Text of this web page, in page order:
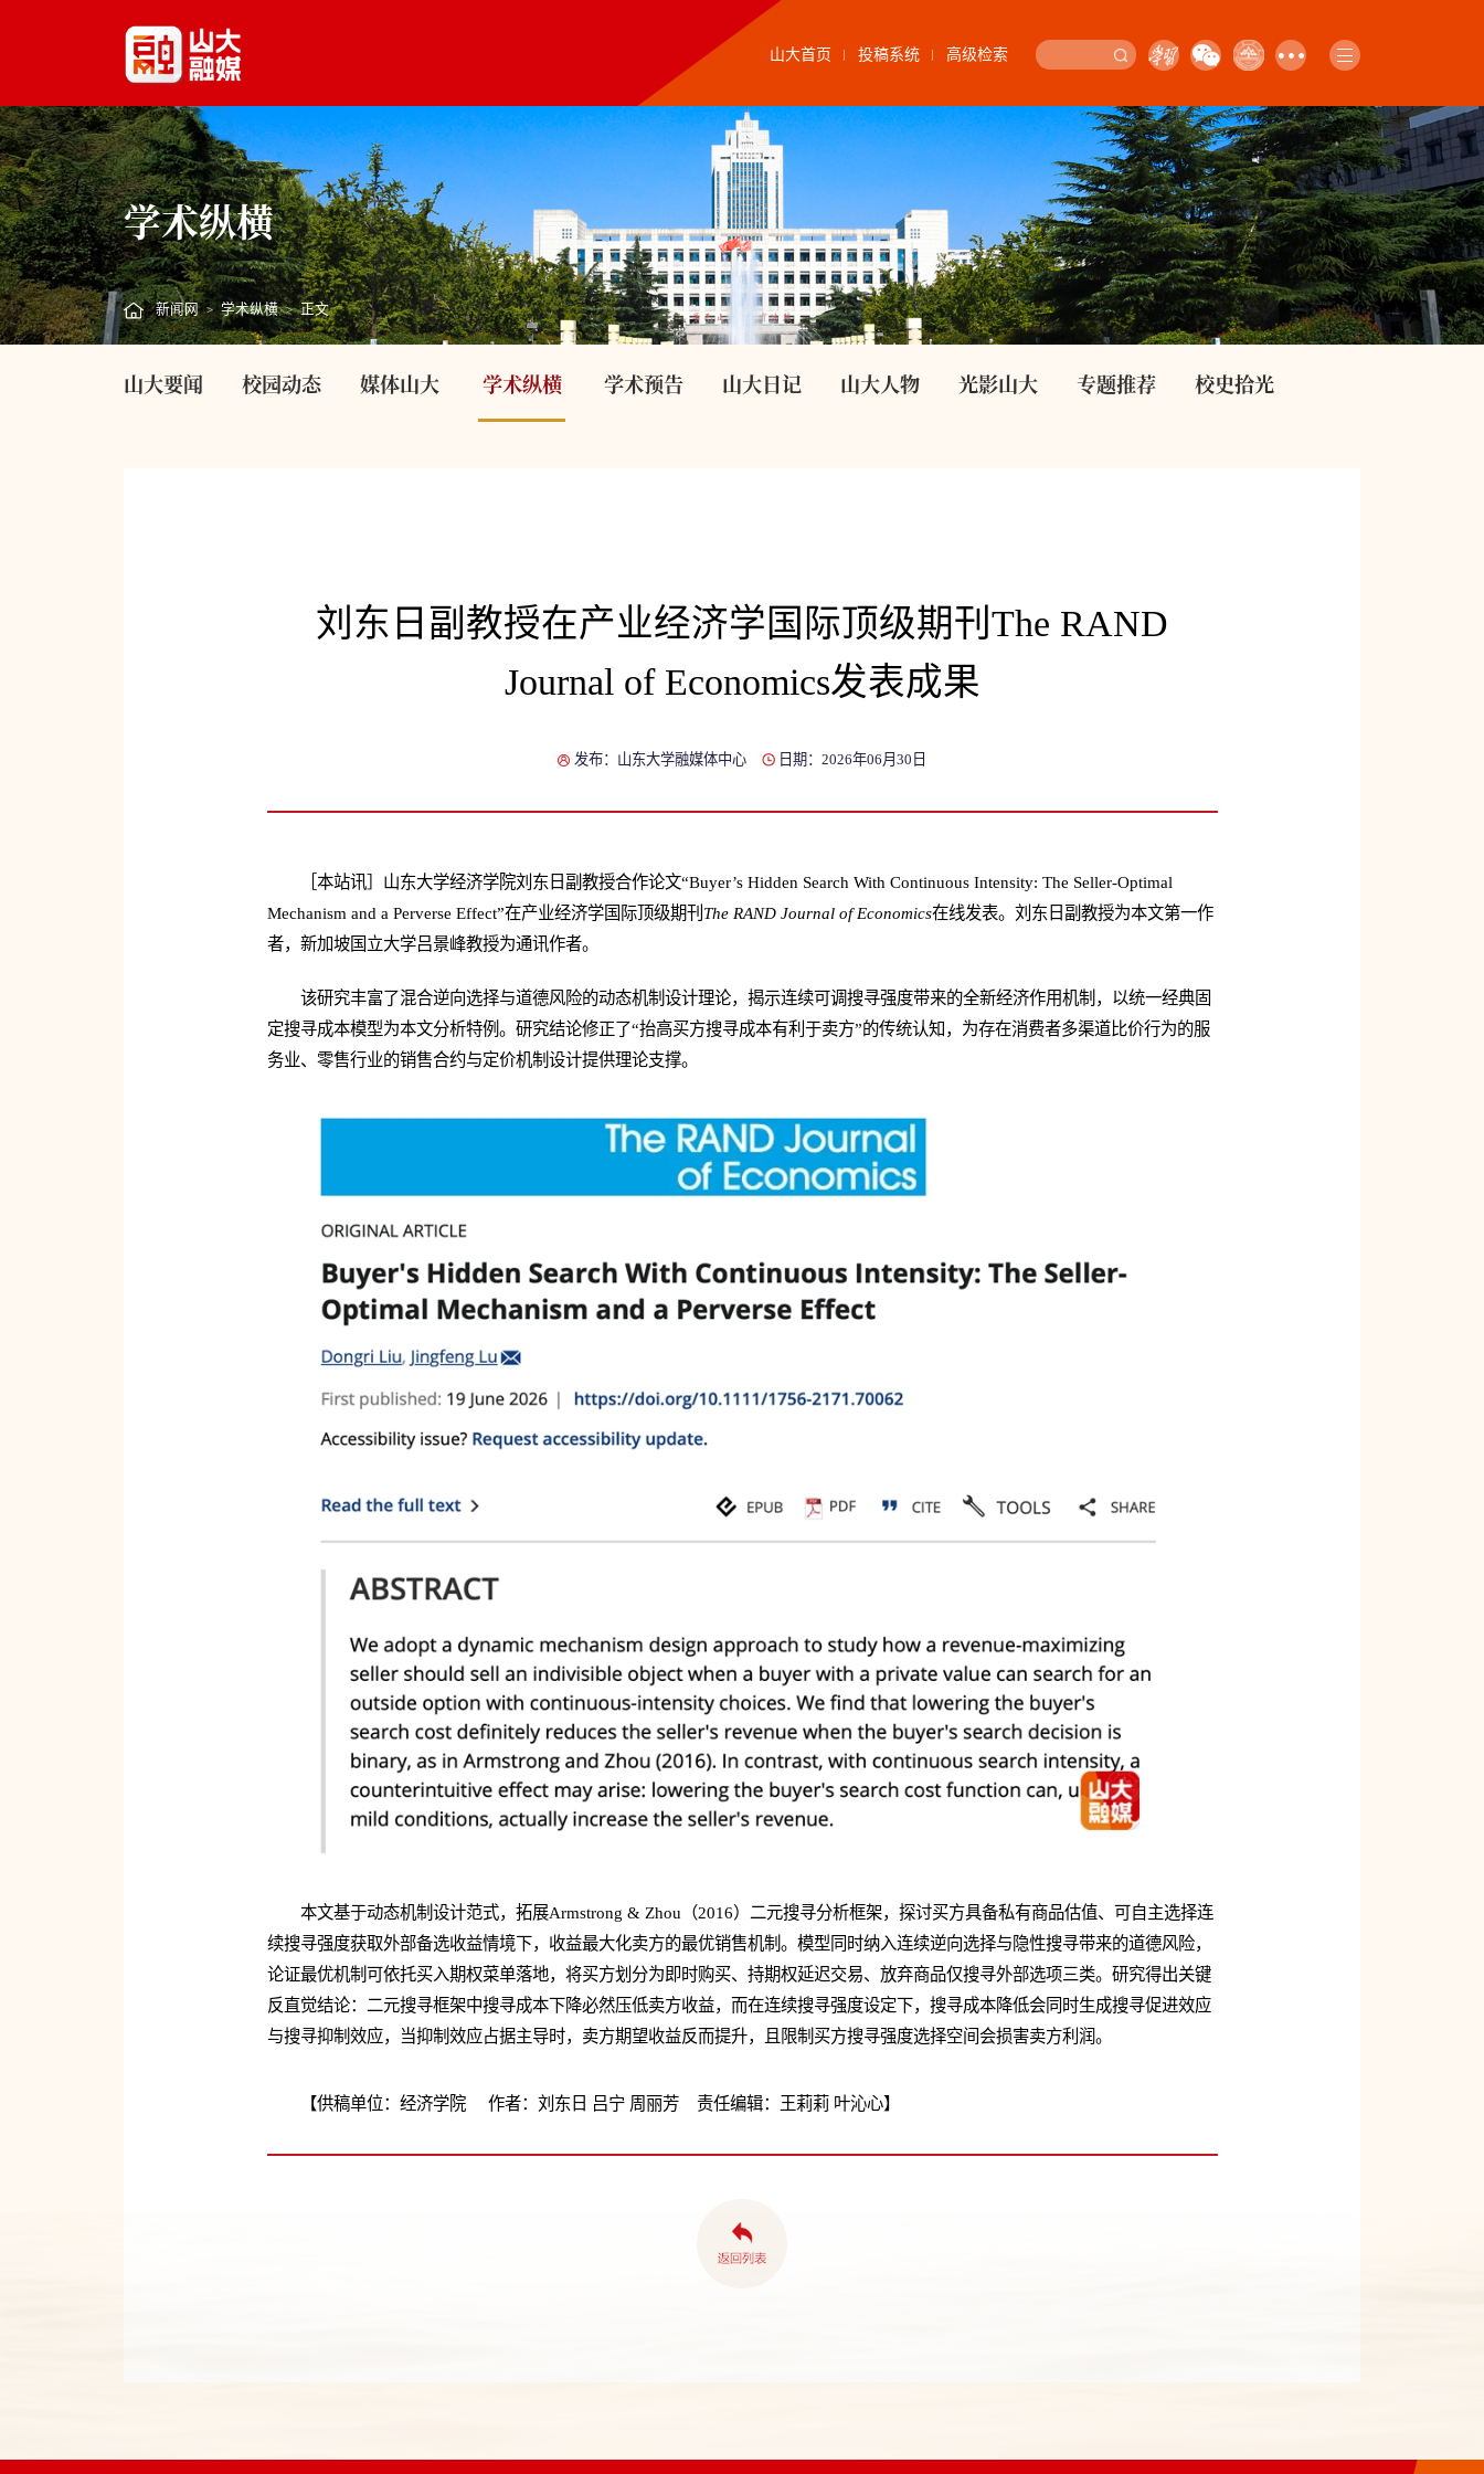
山大首页 投稿系统 高级检索
学术纵横
新闻网 > 学术纵横 > 正文
山大要闻 校园动态 媒体山大 学术纵横 学术预告 山大日记 山大人物 光影山大 专题推荐 校史拾光
刘东日副教授在产业经济学国际顶级期刊The RAND
Journal of Economics发表成果
发布：山东大学融媒体中心 日期：2026年06月30日
［本站讯］山东大学经济学院刘东日副教授合作论文“Buyer’s Hidden Search With Continuous Intensity: The Seller-Optimal
Mechanism and a Perverse Effect”在产业经济学国际顶级期刊 The RAND Journal of Economics在线发表。 刘东日副教授为本文第一作
者，新加坡国立大学吕景峰教授为通讯作者。
该研究丰富了混合逆向选择与道德风险的动态机制设计理论，揭示连续可调搜寻强度带来的全新经济作用机制，以统一经典固
定搜寻成本模型为本文分析特例。研究结论修正了“抬高买方搜寻成本有利于卖方”的传统认知，为存在消费者多渠道比价行为的服
务业、零售行业的销售合约与定价机制设计提供理论支撑。
本文基于动态机制设计范式，拓展Armstrong & Zhou（2016）二元搜寻分析框架，探讨买方具备私有商品估值、可自主选择连
续搜寻强度获取外部备选收益情境下，收益最大化卖方的最优销售机制。模型同时纳入连续逆向选择与隐性搜寻带来的道德风险，
论证最优机制可依托买入期权菜单落地，将买方划分为即时购买、持期权延迟交易、放弃商品仅搜寻外部选项三类。研究得出关键
反直觉结论：二元搜寻框架中搜寻成本下降必然压低卖方收益，而在连续搜寻强度设定下，搜寻成本降低会同时生成搜寻促进效应
与搜寻抑制效应，当抑制效应占据主导时，卖方期望收益反而提升，且限制买方搜寻强度选择空间会损害卖方利润。
【供稿单位：经济学院 作者：刘东日 吕宁 周丽芳 责任编辑：王莉莉 叶沁心】